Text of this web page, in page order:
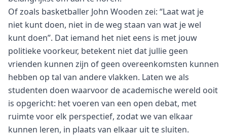
Of zoals basketballer John Wooden zei: “Laat wat je
niet kunt doen, niet in de weg staan van wat je wel
kunt doen”. Dat iemand het niet eens is met jouw
politieke voorkeur, betekent niet dat jullie geen
vrienden kunnen zijn of geen overeenkomsten kunnen
hebben op tal van andere vlakken. Laten we als
studenten doen waarvoor de academische wereld ooit
is opgericht: het voeren van een open debat, met
ruimte voor elk perspectief, zodat we van elkaar
kunnen leren, in plaats van elkaar uit te sluiten.